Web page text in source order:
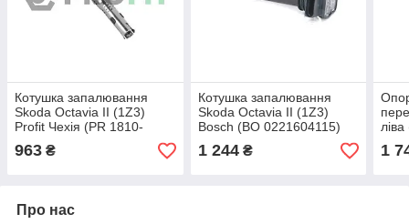
Котушка запалювання
Skoda Octavia II (1Z3)
Profit Чехія (PR 1810-
9005)
963 ₴
Котушка запалювання
Skoda Octavia II (1Z3)
Bosch (BO 0221604115)
1 244₴ 1
Про нас